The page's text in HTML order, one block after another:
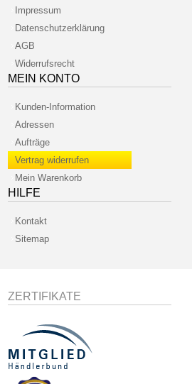
Impressum
Datenschutzerklärung
AGB
Widerrufsrecht
MEIN KONTO
Kunden-Information
Adressen
Aufträge
Vertrag widerrufen
Mein Warenkorb
HILFE
Kontakt
Sitemap
ZERTIFIKATE